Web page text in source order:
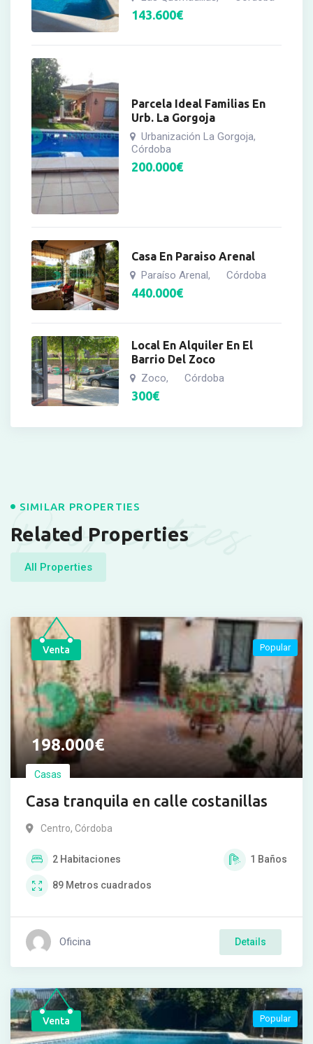
143.600€
Parcela Ideal Familias En
Urb. La Gorgoja
Urbanización La Gorgoja,
Córdoba
200.000€
Casa En Paraiso Arenal
Paraíso Arenal, Córdoba
440.000€
Local En Alquiler En El
Barrio Del Zoco
Zoco, Córdoba
300€
Properties
SIMILAR PROPERTIES
Related Properties
All Properties
Venta
198.000€
Casas
Casa tranquila en calle costanillas
Popular
Centro, Córdoba
2 Habitaciones 1 Baños
89 Metros cuadrados
Oficina Details
Venta Popular